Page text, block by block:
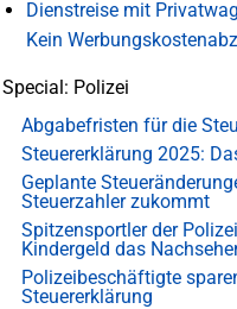
Dienstreise mit
Kein
Special: Polizei
Abgabefristen für die
Steuererklärung 2025:
Geplante
Steuerzahler zukommt
Spitzensportler der
Kindergeld das
Polizeibeschäftigte
Steuererklärung